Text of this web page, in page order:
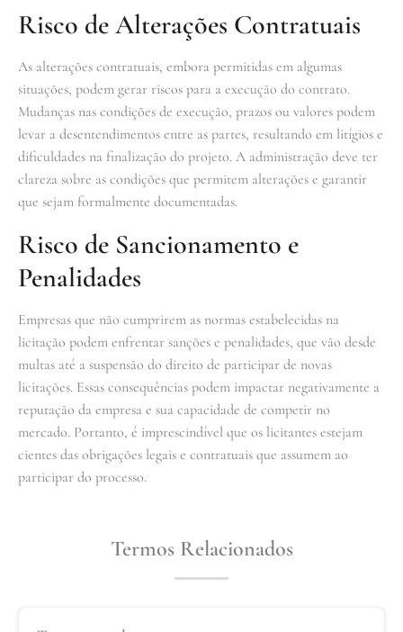
Risco de Alterações Contratuais
As alterações contratuais, embora permitidas em algumas
situações, podem gerar riscos para a execução do contrato.
Mudanças nas condições de execução, prazos ou valores podem
levar a desentendimentos entre as partes, resultando em litígios e
dificuldades na finalização do projeto. A administração deve ter
clareza sobre as condições que permitem alterações e garantir
que sejam formalmente documentadas.
Risco de Sancionamento e
Penalidades
Empresas que não cumprirem as normas estabelecidas na
licitação podem enfrentar sanções e penalidades, que vão desde
multas até a suspensão do direito de participar de novas
licitações. Essas consequências podem impactar negativamente a
reputação da empresa e sua capacidade de competir no
mercado. Portanto, é imprescindível que os licitantes estejam
cientes das obrigações legais e contratuais que assumem ao
participar do processo.
Termos Relacionados